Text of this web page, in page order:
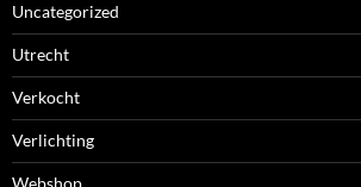
Uncategorized
Utrecht
Verkocht
Verlichting
Webshop